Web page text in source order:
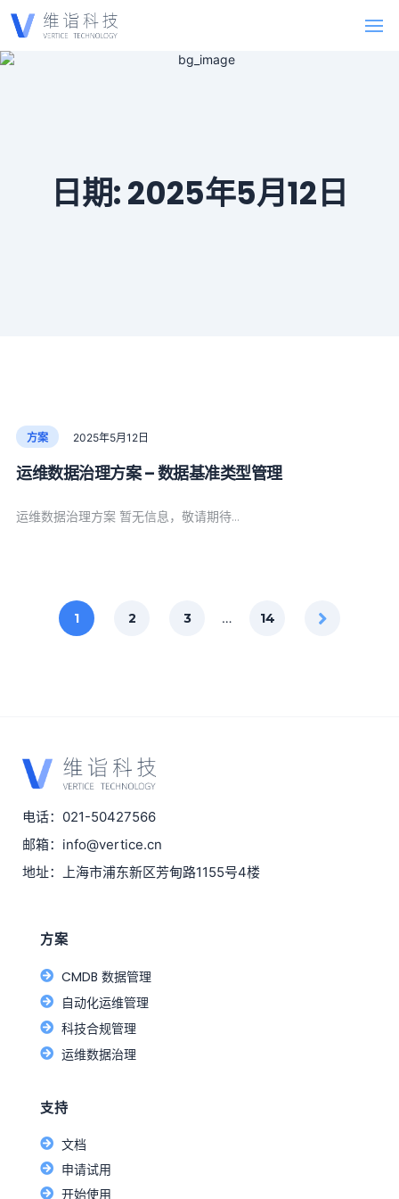
日期:2025年5月12日
方案 2025年5月12日
运维数据治理方案 – 数据基准类型管理
运维数据治理方案 暂无信息，敬请期待…
1 2 3 … 14
电话：021-50427566
邮箱：info@vertice.cn
地址：上海市浦东新区芳甸路1155号4楼
方案
CMDB 数据管理
自动化运维管理
科技合规管理
运维数据治理
支持
文档
申请试用
开始使用